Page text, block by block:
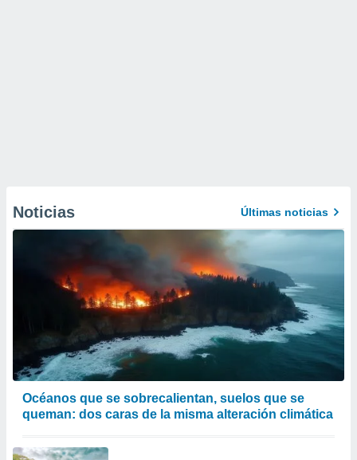
Noticias Últimas noticias
Océanos que se sobrecalientan, suelos que se
queman: dos caras de la misma alteración climática